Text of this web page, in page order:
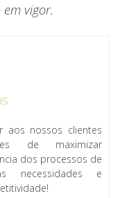
vigor.
aos nossos clientes
de maximizar
dos processos de
necessidades e